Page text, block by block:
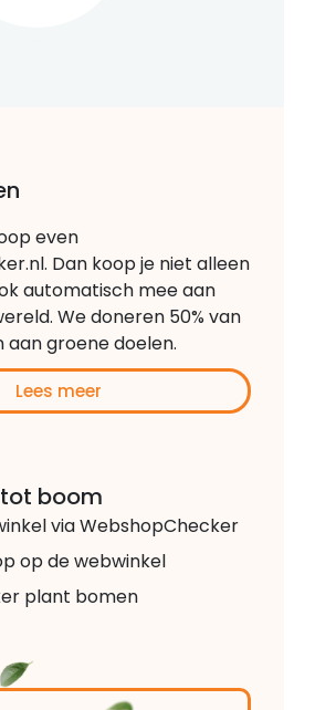
even
Dan koop je niet alleen
automatisch mee aan
We doneren 50% van
aan groene doelen.
Lees meer
boom
via WebshopChecker
op de webwinkel
plant bomen